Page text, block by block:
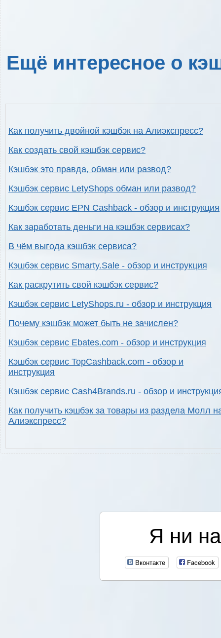
Ещё интересное о
Как получить двойной кэшбэк на Алиэкспресс?
Как создать свой кэшбэк сервис?
Кэшбэк это правда, обман или развод?
Кэшбэк сервис LetyShops обман или развод?
Кэшбэк сервис EPN Cashback - обзор и инструкция
Как заработать деньги на кэшбэк сервисах?
В чём выгода кэшбэк сервиса?
Кэшбэк сервис Smarty.Sale - обзор и инструкция
Как раскрутить свой кэшбэк сервис?
Кэшбэк сервис LetyShops.ru - обзор и инструкция
Почему кэшбэк может быть не зачислен?
Кэшбэк сервис Ebates.com - обзор и инструкция
Кэшбэк сервис TopCashback.com - обзор и
инструкция
Кэшбэк сервис Cash4Brands.ru - обзор и
Как получить кэшбэк за товары из раздела Молл
Алиэкспресс?
Я ни
Вконтакте Facebook